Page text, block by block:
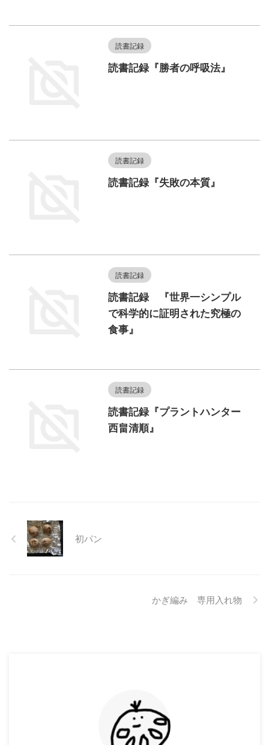
読書記録
読書記録『勝者の呼吸法』
読書記録
読書記録『失敗の本質』
読書記録
読書記録 『世界一シンプル
で科学的に証明された究極の
食事』
読書記録
読書記録『プラントハンター
西畠清順』
初パン
かぎ編み 専用入れ物